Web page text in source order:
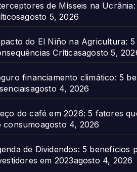
de Mísseis na
agosto 5, 2026
do El Niño na Agricultura: 5
Críticasagosto 5,
financiamento climático: 5
agosto 4, 2026
do café em 2026: 5 fatores
consumoagosto 4, 2026
de Dividendos: 5 benefícios
em 2023agosto 4, 2026